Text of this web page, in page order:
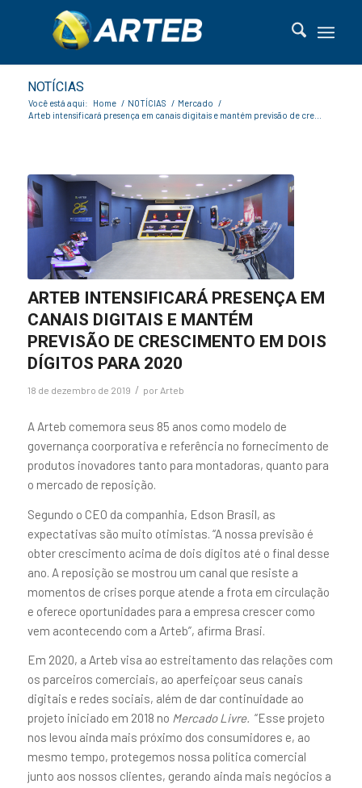
NOTÍCIAS
Você está aqui: Home / NOTÍCIAS / Mercado /
Arteb intensificará presença em canais digitais e mantém previsão de cre...
ARTEB INTENSIFICARÁ PRESENÇA EM
CANAIS DIGITAIS E MANTÉM
PREVISÃO DE CRESCIMENTO EM DOIS
DÍGITOS PARA 2020
18 de dezembro de 2019 / por Arteb
A Arteb comemora seus 85 anos como modelo de
governança coorporativa e referência no fornecimento de
produtos inovadores tanto para montadoras, quanto para
o mercado de reposição.
Segundo o CEO da companhia, Edson Brasil, as
expectativas são muito otimistas. “A nossa previsão é
obter crescimento acima de dois dígitos até o final desse
ano. A reposição se mostrou um canal que resiste a
momentos de crises porque atende a frota em circulação
e oferece oportunidades para a empresa crescer como
vem acontecendo com a Arteb”, afirma Brasi.
Em 2020, a Arteb visa ao estreitamento das relações com
os parceiros comerciais, ao aperfeiçoar seus canais
digitais e redes sociais, além de dar continuidade ao
projeto iniciado em 2018 no Mercado Livre. “Esse projeto
nos levou ainda mais próximo dos consumidores e, ao
mesmo tempo, protegemos nossa política comercial
junto aos nossos clientes, gerando ainda mais negócios a